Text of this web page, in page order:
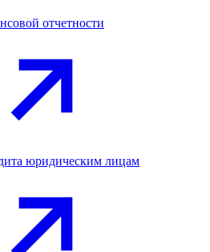
отчетности
юридическим лицам